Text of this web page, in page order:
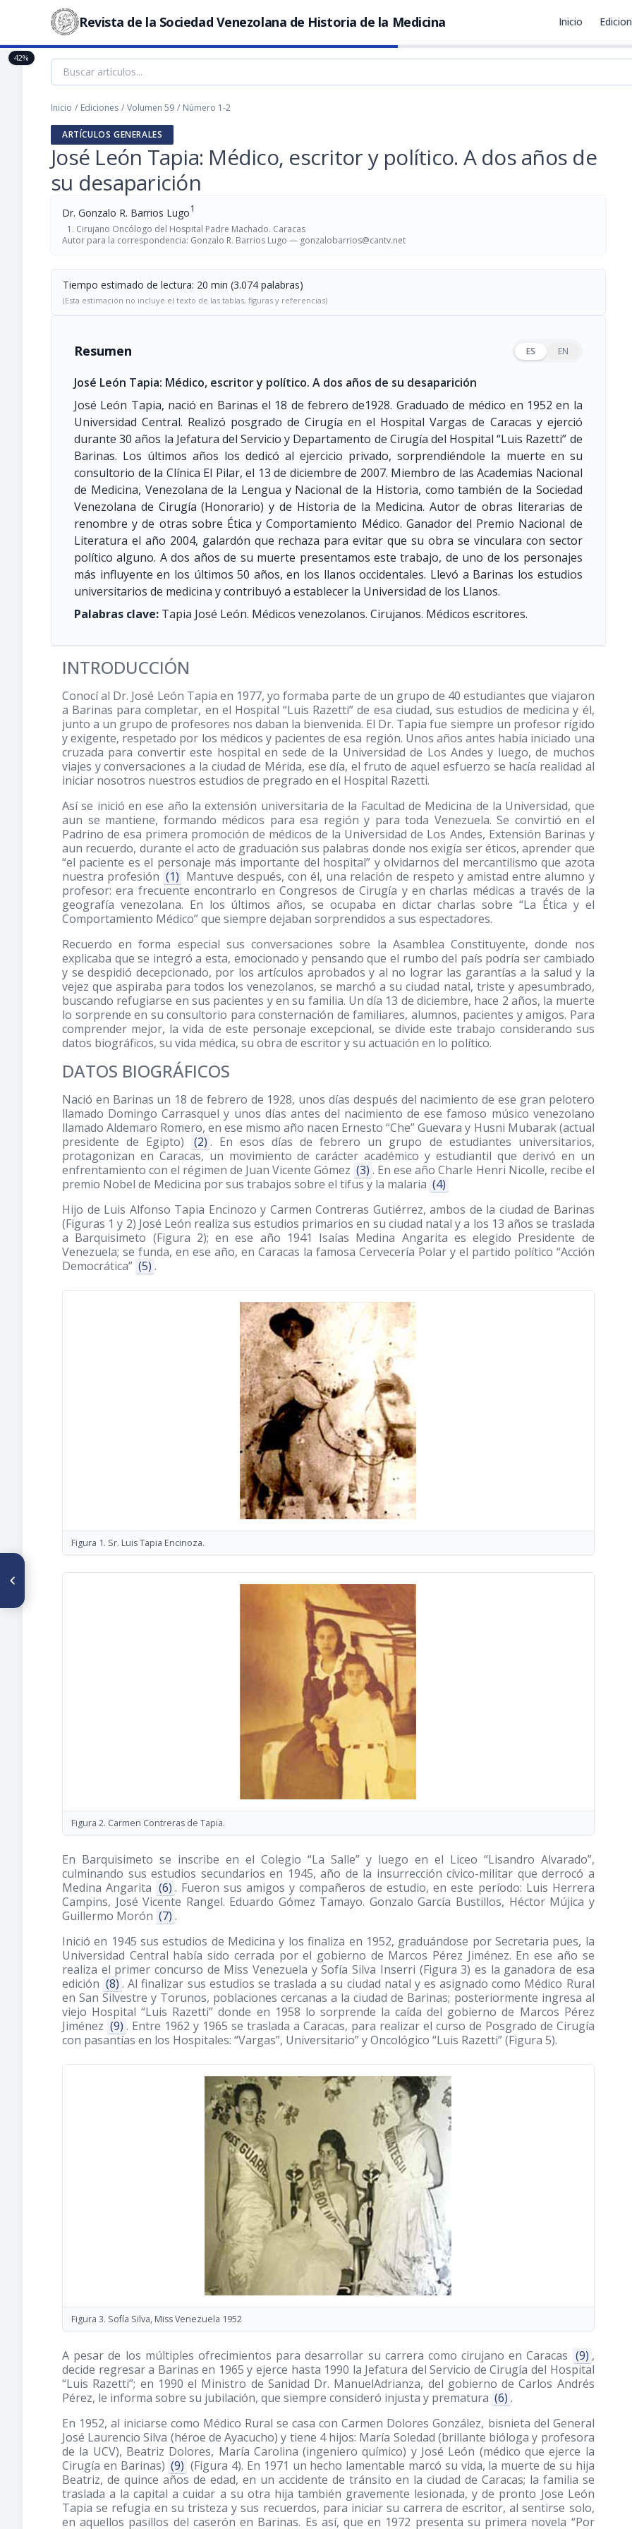
Revista de la Sociedad Venezolana de Historia de la Medicina Inicio
Inicio / Ediciones / Volumen 59 / Número 1-2
ARTÍCULOS GENERALES
José León Tapia: Médico, escritor y político. A dos años de
su desaparición
Dr. Gonzalo R. Barrios Lugo1
Cirujano Oncólogo del Hospital Padre Machado. Caracas
Autor para la correspondencia: Gonzalo R. Barrios Lugo — gonzalobarrios@cantv.net
Tiempo estimado de lectura: 20 min (3.074 palabras)
(Esta estimación no incluye el texto de las tablas, figuras y referencias)
Resumen ES EN
José León Tapia: Médico, escritor y político. A dos años de su desaparición
José León Tapia, nació en Barinas el 18 de febrero de1928. Graduado de médico en 1952 en la
Universidad Central. Realizó posgrado de Cirugía en el Hospital Vargas de Caracas y ejerció
durante 30 años la Jefatura del Servicio y Departamento de Cirugía del Hospital “Luis Razetti” de
Barinas. Los últimos años los dedicó al ejercicio privado, sorprendiéndole la muerte en su
consultorio de la Clínica El Pilar, el 13 de diciembre de 2007. Miembro de las Academias Nacional
de Medicina, Venezolana de la Lengua y Nacional de la Historia, como también de la Sociedad
Venezolana de Cirugía (Honorario) y de Historia de la Medicina. Autor de obras literarias de
renombre y de otras sobre Ética y Comportamiento Médico. Ganador del Premio Nacional de
Literatura el año 2004, galardón que rechaza para evitar que su obra se vinculara con sector
político alguno. A dos años de su muerte presentamos este trabajo, de uno de los personajes
más influyente en los últimos 50 años, en los llanos occidentales. Llevó a Barinas los estudios
universitarios de medicina y contribuyó a establecer la Universidad de los Llanos.
Palabras clave: Tapia José León. Médicos venezolanos. Cirujanos. Médicos escritores.
INTRODUCCIÓN
Conocí al Dr. José León Tapia en 1977, yo formaba parte de un grupo de 40 estudiantes que viajaron
a Barinas para completar, en el Hospital “Luis Razetti” de esa ciudad, sus estudios de medicina y él,
junto a un grupo de profesores nos daban la bienvenida. El Dr. Tapia fue siempre un profesor rígido
y exigente, respetado por los médicos y pacientes de esa región. Unos años antes había iniciado una
cruzada para convertir este hospital en sede de la Universidad de Los Andes y luego, de muchos
viajes y conversaciones a la ciudad de Mérida, ese día, el fruto de aquel esfuerzo se hacía realidad al
iniciar nosotros nuestros estudios de pregrado en el Hospital Razetti.
Así se inició en ese año la extensión universitaria de la Facultad de Medicina de la Universidad, que
aun se mantiene, formando médicos para esa región y para toda Venezuela. Se convirtió en el
Padrino de esa primera promoción de médicos de la Universidad de Los Andes, Extensión Barinas y
aun recuerdo, durante el acto de graduación sus palabras donde nos exigía ser éticos, aprender que
“el paciente es el personaje más importante del hospital” y olvidarnos del mercantilismo que azota
nuestra profesión (1) Mantuve después, con él, una relación de respeto y amistad entre alumno y
profesor: era frecuente encontrarlo en Congresos de Cirugía y en charlas médicas a través de la
geografía venezolana. En los últimos años, se ocupaba en dictar charlas sobre “La Ética y el
Comportamiento Médico” que siempre dejaban sorprendidos a sus espectadores.
Recuerdo en forma especial sus conversaciones sobre la Asamblea Constituyente, donde nos
explicaba que se integró a esta, emocionado y pensando que el rumbo del país podría ser cambiado
y se despidió decepcionado, por los artículos aprobados y al no lograr las garantías a la salud y la
vejez que aspiraba para todos los venezolanos, se marchó a su ciudad natal, triste y apesumbrado,
buscando refugiarse en sus pacientes y en su familia. Un día 13 de diciembre, hace 2 años, la muerte
lo sorprende en su consultorio para consternación de familiares, alumnos, pacientes y amigos. Para
comprender mejor, la vida de este personaje excepcional, se divide este trabajo considerando sus
datos biográficos, su vida médica, su obra de escritor y su actuación en lo político.
DATOS BIOGRÁFICOS
Nació en Barinas un 18 de febrero de 1928, unos días después del nacimiento de ese gran pelotero
llamado Domingo Carrasquel y unos días antes del nacimiento de ese famoso músico venezolano
llamado Aldemaro Romero, en ese mismo año nacen Ernesto “Che” Guevara y Husni Mubarak (actual
presidente de Egipto)
(2) . En esos días de febrero un grupo de estudiantes universitarios,
protagonizan en Caracas, un movimiento de carácter académico y estudiantil que derivó en un
enfrentamiento con el régimen de Juan Vicente Gómez (3) . En ese año Charle Henri Nicolle, recibe el
premio Nobel de Medicina por sus trabajos sobre el tifus y la malaria (4)
Hijo de Luis Alfonso Tapia Encinozo y Carmen Contreras Gutiérrez, ambos de la ciudad de Barinas
(Figuras 1 y 2) José León realiza sus estudios primarios en su ciudad natal y a los 13 años se traslada
a Barquisimeto (Figura 2); en ese año 1941 Isaías Medina Angarita es elegido Presidente de
Venezuela; se funda, en ese año, en Caracas la famosa Cervecería Polar y el partido político “Acción
Democrática” (5) .
Figura 1. Sr. Luis Tapia Encinoza.
Figura 2. Carmen Contreras de Tapia.
En Barquisimeto se inscribe en el Colegio “La Salle” y luego en el Liceo “Lisandro Alvarado”,
culminando sus estudios secundarios en 1945, año de la insurrección cívico-militar que derrocó a
Medina Angarita (6) . Fueron sus amigos y compañeros de estudio, en este período: Luis Herrera
Campins, José Vicente Rangel. Eduardo Gómez Tamayo. Gonzalo García Bustillos, Héctor Mújica y
Guillermo Morón (7) .
Inició en 1945 sus estudios de Medicina y los finaliza en 1952, graduándose por Secretaria pues, la
Universidad Central había sido cerrada por el gobierno de Marcos Pérez Jiménez. En ese año se
realiza el primer concurso de Miss Venezuela y Sofía Silva Inserri (Figura 3) es la ganadora de esa
edición (8) . Al finalizar sus estudios se traslada a su ciudad natal y es asignado como Médico Rural
en San Silvestre y Torunos, poblaciones cercanas a la ciudad de Barinas; posteriormente ingresa al
viejo Hospital “Luis Razetti” donde en 1958 lo sorprende la caída del gobierno de Marcos Pérez
Jiménez (9) . Entre 1962 y 1965 se traslada a Caracas, para realizar el curso de Posgrado de Cirugía
con pasantías en los Hospitales: “Vargas”, Universitario” y Oncológico “Luis Razetti” (Figura 5).
Figura 3. Sofía Silva, Miss Venezuela 1952
A pesar de los múltiples ofrecimientos para desarrollar su carrera como cirujano en Caracas (9) ,
decide regresar a Barinas en 1965 y ejerce hasta 1990 la Jefatura del Servicio de Cirugía del Hospital
“Luis Razetti”; en 1990 el Ministro de Sanidad Dr. ManuelAdrianza, del gobierno de Carlos Andrés
Pérez, le informa sobre su jubilación, que siempre consideró injusta y prematura (6) .
En 1952, al iniciarse como Médico Rural se casa con Carmen Dolores González, bisnieta del General
José Laurencio Silva (héroe de Ayacucho) y tiene 4 hijos: María Soledad (brillante bióloga y profesora
de la UCV), Beatriz Dolores, María Carolina (ingeniero químico) y José León (médico que ejerce la
Cirugía en Barinas) (9) (Figura 4). En 1971 un hecho lamentable marcó su vida, la muerte de su hija
Beatriz, de quince años de edad, en un accidente de tránsito en la ciudad de Caracas; la familia se
traslada a la capital a cuidar a su otra hija también gravemente lesionada, y de pronto Jose León
Tapia se refugia en su tristeza y sus recuerdos, para iniciar su carrera de escritor, al sentirse solo,
en aquellos pasillos del caserón en Barinas. Es así, que en 1972 presenta su primera novela “Por
42%